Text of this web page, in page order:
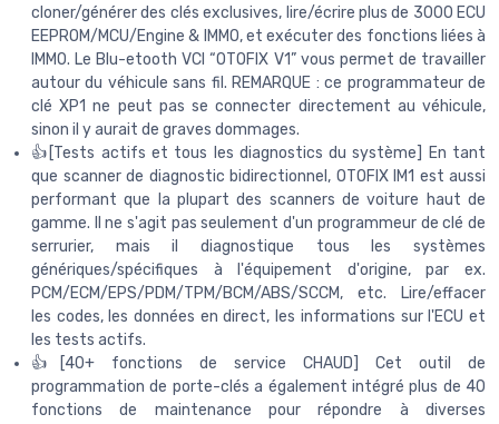
cloner/générer des clés exclusives, lire/écrire plus de 3000 ECU
EEPROM/MCU/Engine & IMMO, et exécuter des fonctions liées à
IMMO. Le Blu-etooth VCI “OTOFIX V1” vous permet de travailler
autour du véhicule sans fil. REMARQUE : ce programmateur de
clé XP1 ne peut pas se connecter directement au véhicule,
sinon il y aurait de graves dommages.
👍[Tests actifs et tous les diagnostics du système] En tant
que scanner de diagnostic bidirectionnel, OTOFIX IM1 est aussi
performant que la plupart des scanners de voiture haut de
gamme. Il ne s'agit pas seulement d'un programmeur de clé de
serrurier, mais il diagnostique tous les systèmes
génériques/spécifiques à l'équipement d'origine, par ex.
PCM/ECM/EPS/PDM/TPM/BCM/ABS/SCCM, etc. Lire/effacer
les codes, les données en direct, les informations sur l'ECU et
les tests actifs.
👍[40+ fonctions de service CHAUD] Cet outil de
programmation de porte-clés a également intégré plus de 40
fonctions de maintenance pour répondre à diverses